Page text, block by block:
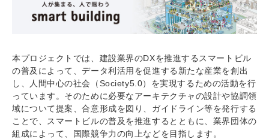
本プロジェクトでは、建設業界のDXを推進するスマートビル
の普及によって、データ利活用を促進する新たな産業を創出
し、人間中心の社会（Society5.0）を実現するための活動を行
っています。そのために必要なアーキテクチャの設計や協調領
域について提案、合意形成を図り、ガイドライン等を発行する
ことで、スマートビルの普及を推進するとともに、業界団体の
組成によって、国際競争力の向上などを目指します。